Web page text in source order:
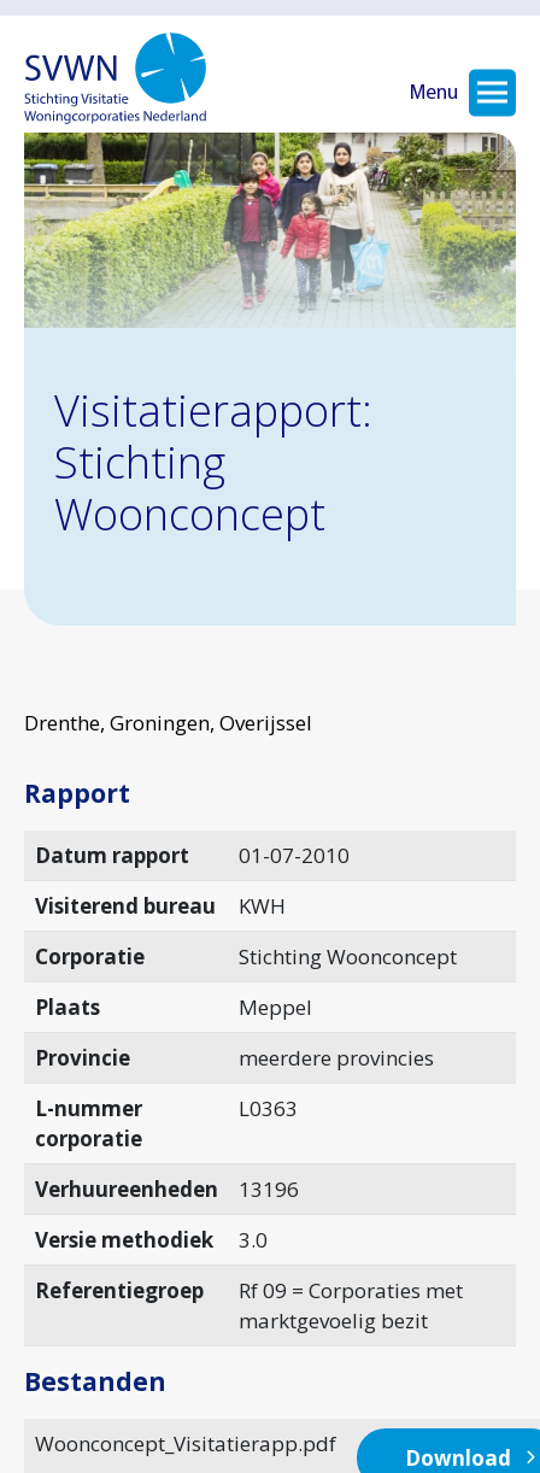
Menu
Visitatierapport:
Stichting
Woonconcept
Drenthe, Groningen, Overijssel
Rapport
Datum rapport
01-07-2010
Visiterend bureau
KWH
Corporatie
Stichting Woonconcept
Plaats
Meppel
Provincie
meerdere provincies
L-nummer
corporatie
L0363
Verhuureenheden
13196
Versie methodiek
3.0
Referentiegroep
Rf 09 = Corporaties met
marktgevoelig bezit
Bestanden
Woonconcept_Visitatierapp.pdf
Download